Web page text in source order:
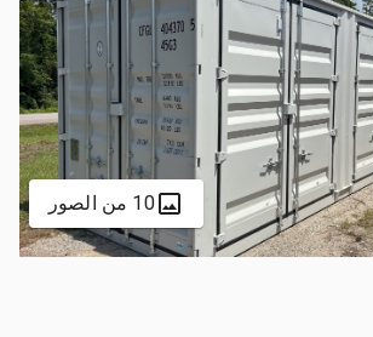
10 من الصور